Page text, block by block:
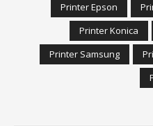
Printer Epson
Printer Konica
Printer Samsung